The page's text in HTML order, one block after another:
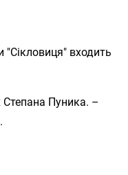
"Сікловиця" входить
Степана Пуника. –